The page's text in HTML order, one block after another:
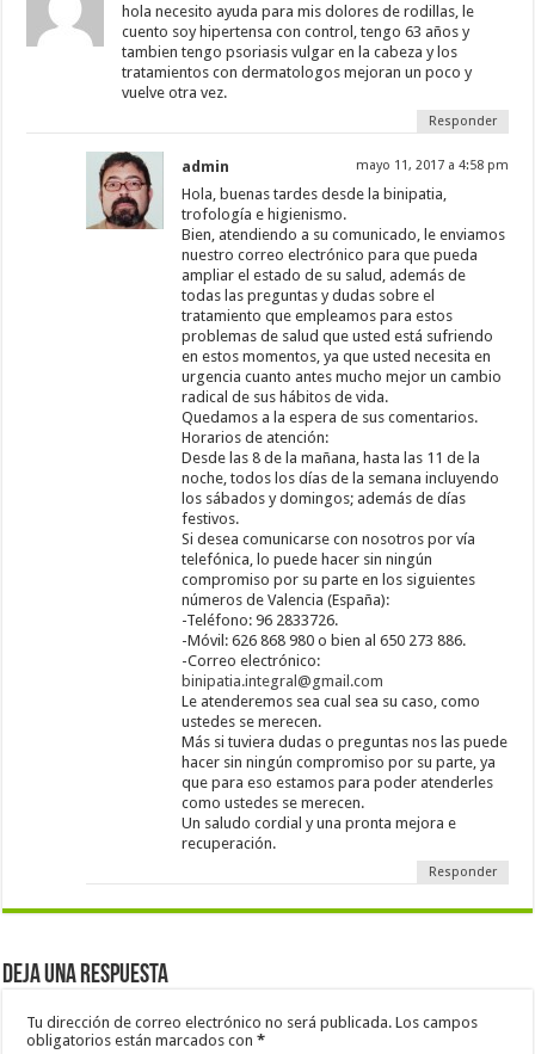
hola necesito ayuda para mis dolores de rodillas, le
cuento soy hipertensa con control, tengo 63 años y
tambien tengo psoriasis vulgar en la cabeza y los
tratamientos con dermatologos mejoran un poco y
vuelve otra vez.
Responder
admin mayo 11, 2017 a 4:58 pm
Hola, buenas tardes desde la binipatia,
trofología e higienismo.
Bien, atendiendo a su comunicado, le enviamos
nuestro correo electrónico para que pueda
ampliar el estado de su salud, además de
todas las preguntas y dudas sobre el
tratamiento que empleamos para estos
problemas de salud que usted está sufriendo
en estos momentos, ya que usted necesita en
urgencia cuanto antes mucho mejor un cambio
radical de sus hábitos de vida.
Quedamos a la espera de sus comentarios.
Horarios de atención:
Desde las 8 de la mañana, hasta las 11 de la
noche, todos los días de la semana incluyendo
los sábados y domingos; además de días
festivos.
Si desea comunicarse con nosotros por vía
telefónica, lo puede hacer sin ningún
compromiso por su parte en los siguientes
números de Valencia (España):
-Teléfono: 96 2833726.
-Móvil: 626 868 980 o bien al 650 273 886.
-Correo electrónico:
binipatia.integral@gmail.com
Le atenderemos sea cual sea su caso, como
ustedes se merecen.
Más si tuviera dudas o preguntas nos las puede
hacer sin ningún compromiso por su parte, ya
que para eso estamos para poder atenderles
como ustedes se merecen.
Un saludo cordial y una pronta mejora e
recuperación.
Responder
Deja una respuesta
Tu dirección de correo electrónico no será publicada. Los campos
obligatorios están marcados con*